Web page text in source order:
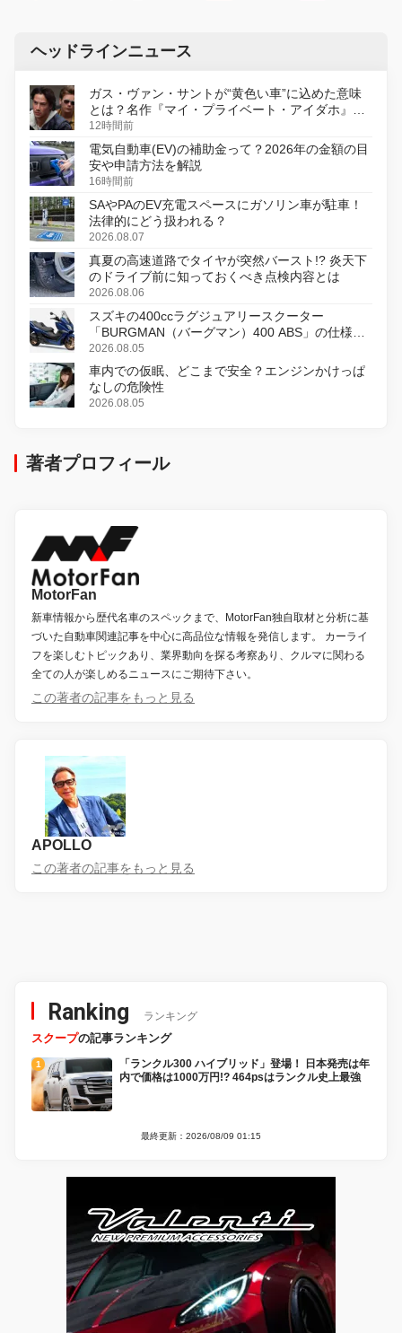
ヘッドラインニュース
ガス・ヴァン・サントが“黄色い車”に込めた意味
とは？名作『マイ・プライベート・アイダホ』が
初のデジタルリマスター版で復活
12時間前
電気自動車(EV)の補助金って？2026年の金額の目
安や申請方法を解説
16時間前
SAやPAのEV充電スペースにガソリン車が駐車！
法律的にどう扱われる？
2026.08.07
真夏の高速道路でタイヤが突然バースト!? 炎天下
のドライブ前に知っておくべき点検内容とは
2026.08.06
スズキの400ccラグジュアリースクーター
「BURGMAN（バーグマン）400 ABS」の仕様を
変更し、8月18日に発売
2026.08.05
車内での仮眠、どこまで安全？エンジンかけっぱ
なしの危険性
2026.08.05
著者プロフィール
MotorFan
新車情報から歴代名車のスペックまで、MotorFan独自取材と分析に基
づいた自動車関連記事を中心に高品位な情報を発信します。 カーライ
フを楽しむトピックあり、業界動向を探る考察あり、クルマに関わる
全ての人が楽しめるニュースにご期待下さい。
この著者の記事をもっと見る
APOLLO
この著者の記事をもっと見る
Ranking ランキング
スクープの記事ランキング
「ランクル300 ハイブリッド」登場！ 日本発売は年
内で価格は1000万円!? 464psはランクル史上最強
最終更新：2026/08/09 01:15